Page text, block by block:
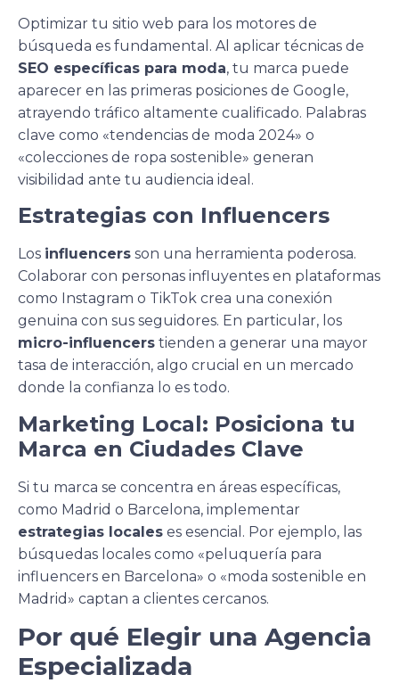
Optimizar tu sitio web para los motores de
búsqueda es fundamental. Al aplicar técnicas de
SEO específicas para moda, tu marca puede
aparecer en las primeras posiciones de Google,
atrayendo tráfico altamente cualificado. Palabras
clave como «tendencias de moda 2024» o
«colecciones de ropa sostenible» generan
visibilidad ante tu audiencia ideal.
Estrategias con Influencers
Los influencers son una herramienta poderosa.
Colaborar con personas influyentes en plataformas
como Instagram o TikTok crea una conexión
genuina con sus seguidores. En particular, los
micro-influencers tienden a generar una mayor
tasa de interacción, algo crucial en un mercado
donde la confianza lo es todo.
Marketing Local: Posiciona tu
Marca en Ciudades Clave
Si tu marca se concentra en áreas específicas,
como Madrid o Barcelona, implementar
estrategias locales es esencial. Por ejemplo, las
búsquedas locales como «peluquería para
influencers en Barcelona» o «moda sostenible en
Madrid» captan a clientes cercanos.
Por qué Elegir una Agencia
Especializada